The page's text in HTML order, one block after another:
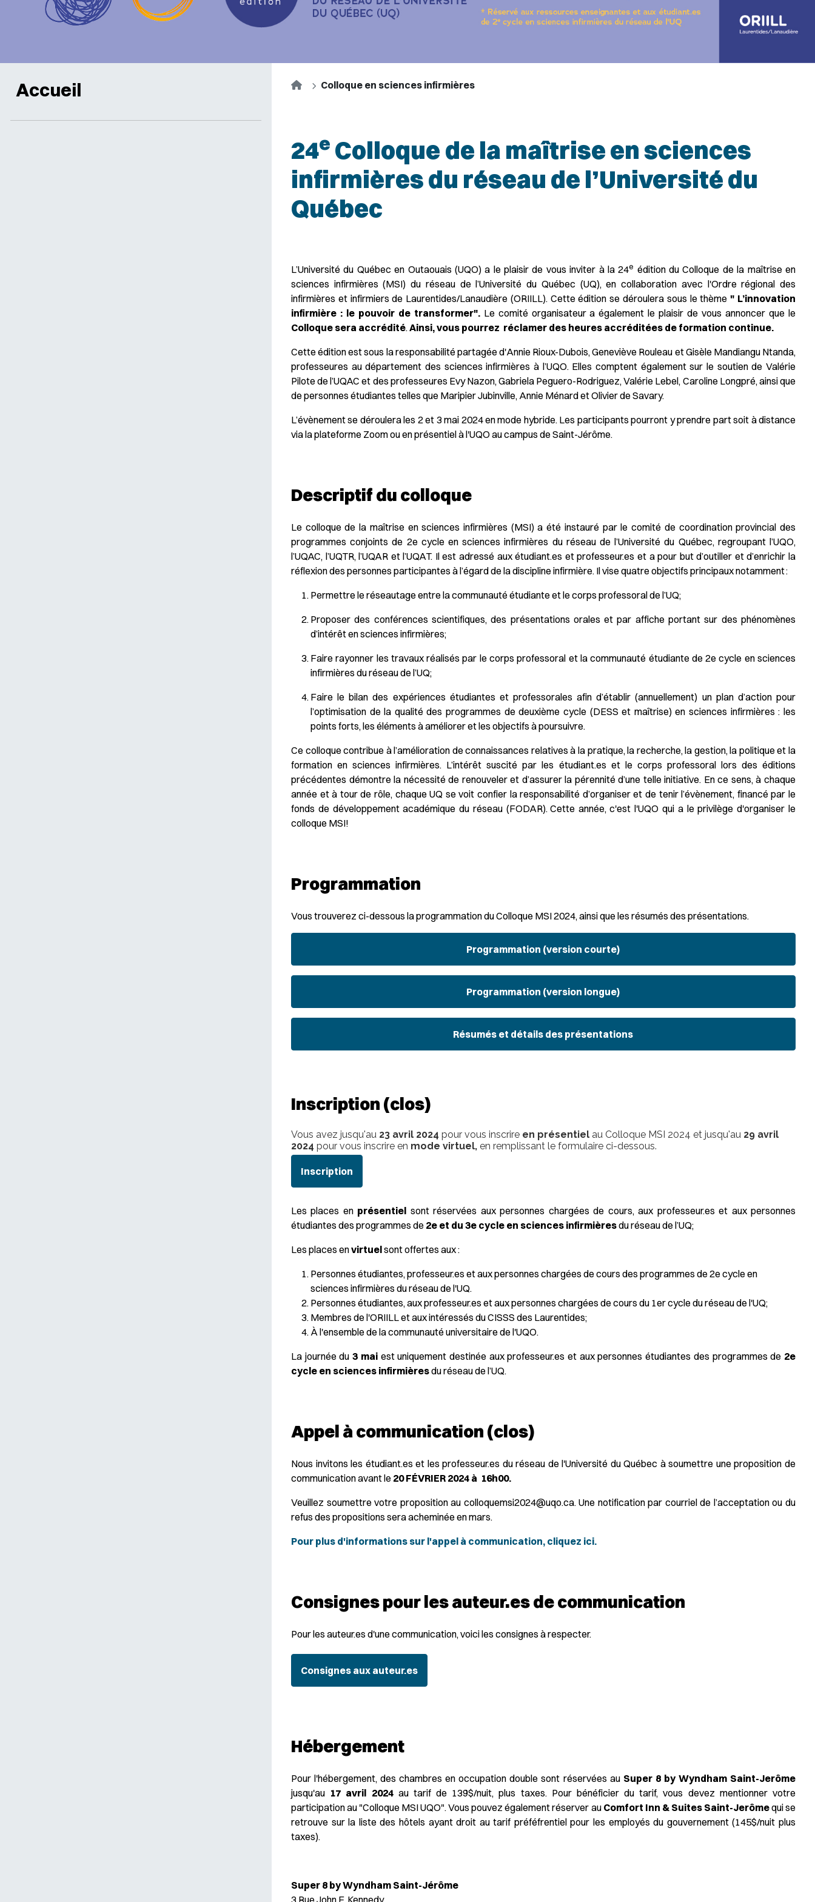
Accueil AccueilColloque en sciences infirmières
24e Colloque de la maîtrise en sciences
infirmières du réseau de l’Université du
Québec
L’Université du Québec en Outaouais (UQO) a le plaisir de vous inviter à la 24e édition du Colloque de la maîtrise en
sciences infirmières (MSI) du réseau de l’Université du Québec (UQ), en collaboration avec l'Ordre régional des
infirmières et infirmiers de Laurentides/Lanaudière (ORIILL). Cette édition se déroulera sous le thème" L’innovation
infirmière : le pouvoir de transformer". Le comité organisateur a également le plaisir de vous annoncer que le
Colloque sera accrédité. Ainsi, vous pourrez réclamer des heures accréditées de formation continue.
Cette édition est sous la responsabilité partagée d'Annie Rioux-Dubois, Geneviève Rouleau et Gisèle Mandiangu Ntanda,
professeures au département des sciences infirmières à l’UQO. Elles comptent également sur le soutien de Valérie
Pilote de l’UQAC et des professeures Evy Nazon, Gabriela Peguero-Rodriguez, Valérie Lebel, Caroline Longpré, ainsi que
de personnes étudiantes telles que Maripier Jubinville, Annie Ménard et Olivier de Savary.
L’évènement se déroulera les 2 et 3 mai 2024 en mode hybride. Les participants pourront y prendre part soit à distance
via la plateforme Zoom ou en présentiel à l'UQO au campus de Saint-Jérôme.
Descriptif du colloque
Le colloque de la maîtrise en sciences infirmières (MSI) a été instauré par le comité de coordination provincial des
programmes conjoints de 2e cycle en sciences infirmières du réseau de l’Université du Québec, regroupant l’UQO,
l’UQAC, l’UQTR, l’UQAR et l’UQAT. Il est adressé aux étudiant.es et professeur.es et a pour but d’outiller et d’enrichir la
réflexion des personnes participantes à l’égard de la discipline infirmière. Il vise quatre objectifs principaux notamment :
Permettre le réseautage entre la communauté étudiante et le corps professoral de l’UQ;
Proposer des conférences scientifiques, des présentations orales et par affiche portant sur des phénomènes
d’intérêt en sciences infirmières;
Faire rayonner les travaux réalisés par le corps professoral et la communauté étudiante de 2e cycle en sciences
infirmières du réseau de l’UQ;
Faire le bilan des expériences étudiantes et professorales afin d’établir (annuellement) un plan d’action pour
l’optimisation de la qualité des programmes de deuxième cycle (DESS et maîtrise) en sciences infirmières : les
points forts, les éléments à améliorer et les objectifs à poursuivre.
Ce colloque contribue à l’amélioration de connaissances relatives à la pratique, la recherche, la gestion, la politique et la
formation en sciences infirmières. L’intérêt suscité par les étudiant.es et le corps professoral lors des éditions
précédentes démontre la nécessité de renouveler et d’assurer la pérennité d’une telle initiative. En ce sens, à chaque
année et à tour de rôle, chaque UQ se voit confier la responsabilité d’organiser et de tenir l’évènement, financé par le
fonds de développement académique du réseau (FODAR). Cette année, c'est l'UQO qui a le privilège d'organiser le
colloque MSI!
Programmation
Vous trouverez ci-dessous la programmation du Colloque MSI 2024, ainsi que les résumés des présentations.
Programmation (version courte)
Programmation (version longue)
Résumés et détails des présentations
Inscription (clos)
Vous avez jusqu'au 23 avril 2024 pour vous inscrire en présentiel au Colloque MSI 2024 et jusqu'au 29 avril
2024 pour vous inscrire en mode virtuel,en remplissant le formulaire ci-dessous.
Inscription
Les places en présentiel sont réservées aux personnes chargées de cours, aux professeur.es et aux personnes
étudiantes des programmes de 2e et du 3e cycle en sciences infirmièresdu réseau de l’UQ;
Les places envirtuelsont offertes aux :
Personnes étudiantes, professeur.es et aux personnes chargées de cours des programmes de 2e cycle en
sciences infirmières du réseau de l'UQ.
Personnes étudiantes, aux professeur.es et aux personnes chargées de cours du 1er cycle du réseau de l'UQ;
Membres de l'ORIILL et aux intéressés du CISSS des Laurentides;
À l'ensemble de la communauté universitaire de l'UQO.
La journée du3 mai est uniquement destinée aux professeur.es et aux personnes étudiantes des programmes de 2e
cycle en sciences infirmièresdu réseau de l’UQ.
Appel à communication (clos)
Nous invitons les étudiant.es et les professeur.es du réseau de l'Université du Québec à soumettre une proposition de
communication avant le 20 FÉVRIER 2024 à 16h00.
Veuillez soumettre votre proposition au colloquemsi2024@uqo.ca. Une notification par courriel de l’acceptation ou du
refus des propositions sera acheminée en mars.
Pour plus d'informations sur l'appel à communication, cliquez ici.
Consignes pour les auteur.es de communication
Pour les auteur.es d'une communication, voici les consignes à respecter.
Consignes aux auteur.es
Hébergement
Pour l'hébergement, des chambres en occupation double sont réservées au Super 8 by Wyndham Saint-Jerôme
jusqu'au 17 avril 2024au tarif de 139$/nuit, plus taxes. Pour bénéficier du tarif, vous devez mentionner votre
participation au "Colloque MSI UQO". Vous pouvez également réserver au Comfort Inn & Suites Saint-Jerômequi se
retrouve sur la liste des hôtels ayant droit au tarif préféfrentiel pour les employés du gouvernement (145$/nuit plus
taxes).
Super 8 by Wyndham Saint-Jérôme
3 Rue John F. Kennedy